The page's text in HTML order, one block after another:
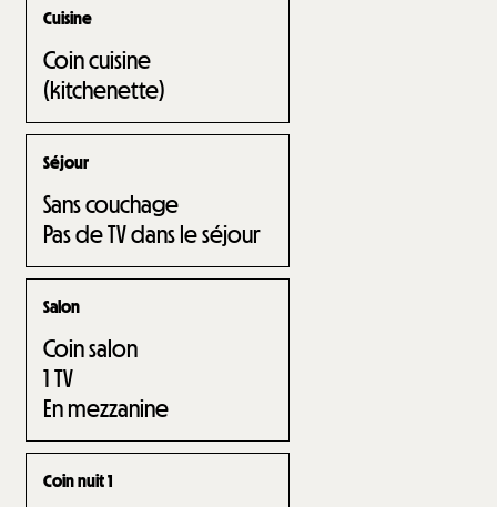
Cuisine
Coin cuisine
(kitchenette)
Séjour
Sans couchage
Pas de TV dans le séjour
Salon
Coin salon
1TV
En mezzanine
Coin nuit 1